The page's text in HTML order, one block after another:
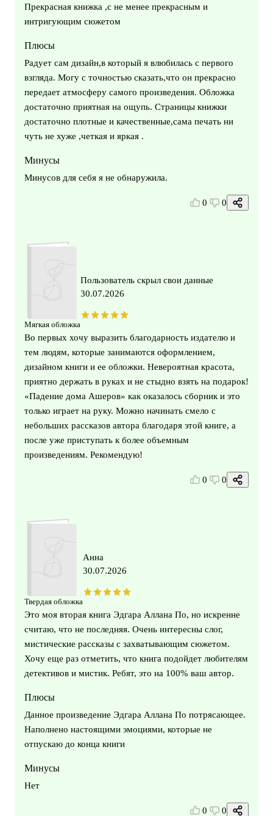
Прекрасная книжка ,с не менее прекрасным и
интригующим сюжетом
Плюсы
Радует сам дизайн,в который я влюбилась с первого
взгляда. Могу с точностью сказать,что он прекрасно
передает атмосферу самого произведения. Обложка
достаточно приятная на ощупь. Страницы книжки
достаточно плотные и качественные,сама печать ни
чуть не хуже ,четкая и яркая .
Минусы
Минусов для себя я не обнаружила.
0 0
Мягкая обложка
Пользователь скрыл свои данные
30.07.2026
Во первых хочу выразить благодарность издателю и
тем людям, которые занимаются оформлением,
дизайном книги и ее обложки. Невероятная красота,
приятно держать в руках и не стыдно взять на подарок!
«Падение дома Ашеров» как оказалось сборник и это
только играет на руку. Можно начинать смело с
небольших рассказов автора благодаря этой книге, а
после уже приступать к более объемным
произведениям. Рекомендую!
0 0
Твердая обложка
Анна
30.07.2026
Это моя вторая книга Эдгара Аллана По, но искренне
считаю, что не последняя. Очень интересны слог,
мистические рассказы с захватывающим сюжетом.
Хочу еще раз отметить, что книга подойдет любителям
детективов и мистик. Ребят, это на 100% ваш автор.
Плюсы
Данное произведение Эдгара Аллана По потрясающее.
Наполнено настоящими эмоциями, которые не
отпускаю до конца книги
Минусы
Нет
0 0